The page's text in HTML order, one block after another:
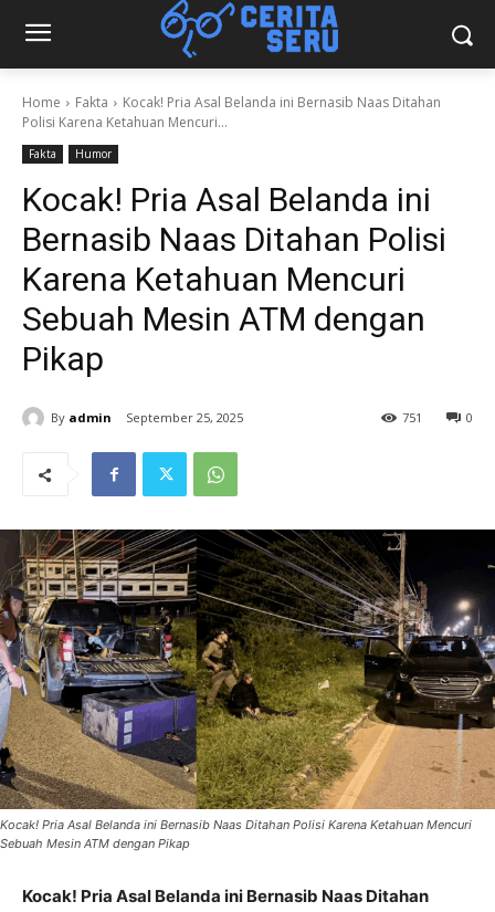
Home Fakta
Kocak! Pria Asal Belanda ini Bernasib Naas Ditahan
Polisi Karena Ketahuan Mencuri...
Fakta Humor
Kocak! Pria Asal Belanda ini
Bernasib Naas Ditahan Polisi
Karena Ketahuan Mencuri
Sebuah Mesin ATM dengan
Pikap
By admin September 25, 2025 0
751
Kocak! Pria Asal Belanda ini Bernasib Naas Ditahan Polisi Karena Ketahuan Mencuri
Sebuah Mesin ATM dengan Pikap
Kocak! Pria Asal Belanda ini Bernasib Naas Ditahan